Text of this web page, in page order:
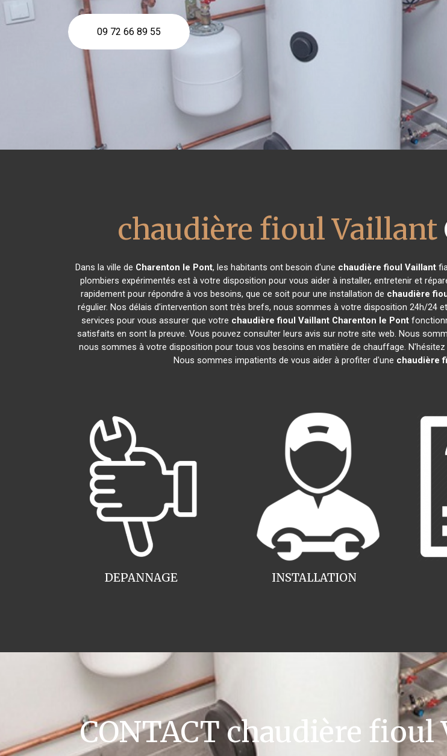
09 72 66 89 55
chaudière fioul Vaillant
Dans la ville de Charenton le Pont, les habitants ont besoin d'une chaudière fioul Vaillant
plombiers expérimentés est à votre disposition pour vous aider à installer, entretenir et
rapidement pour répondre à vos besoins, que ce soit pour une installation de chaudière
régulier. Nos délais d'intervention sont très brefs, nous sommes à votre disposition 24h/
services pour vous assurer que votre chaudière fioul Vaillant Charenton le Pont
satisfaits en sont la preuve. Vous pouvez consulter leurs avis sur notre site web. Nous
nous sommes à votre disposition pour tous vos besoins en matière de chauffage.
Nous sommes impatients de vous aider à profiter d'une chaudière
INSTALLATION
DEPANNAGE
CONTACT chaudière